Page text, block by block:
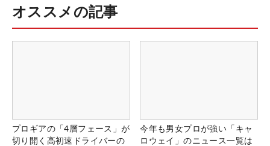
オススメの記事
プロギアの「4層フェース」が
切り開く高初速ドライバーの
今年も男女プロが強い「キャ
ロウェイ」のニュース一覧は